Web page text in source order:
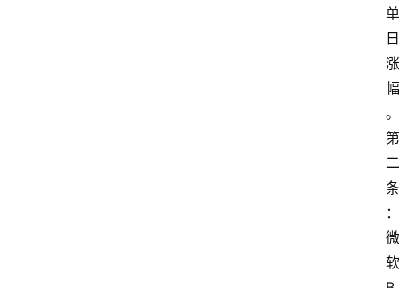
单
日
涨
幅
。
第
二
条
：
微
软